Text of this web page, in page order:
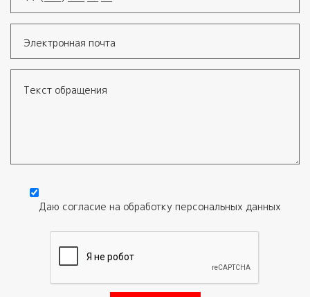
Даю согласие на обработку персональных данных